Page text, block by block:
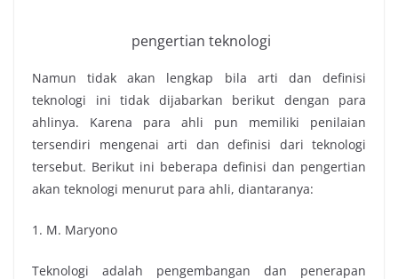
pengertian teknologi
Namun tidak akan lengkap bila arti dan definisi
teknologi ini tidak dijabarkan berikut dengan para
ahlinya. Karena para ahli pun memiliki penilaian
tersendiri mengenai arti dan definisi dari teknologi
tersebut. Berikut ini beberapa definisi dan pengertian
akan teknologi menurut para ahli, diantaranya:
1. M. Maryono
Teknologi adalah pengembangan dan penerapan